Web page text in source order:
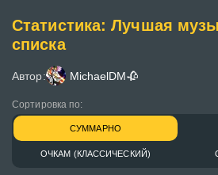
Статистика: Лучшая
списка
Автор: MichaelDM🥀
Сортировка по:
СУММАРНО
ОЧКАМ (КЛАССИЧЕСКИЙ)